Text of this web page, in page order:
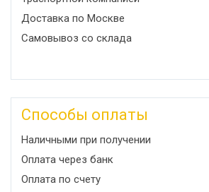
Доставка по Москве
Самовывоз со склада
Способы оплаты
Наличными при получении
Оплата через банк
Оплата по счету